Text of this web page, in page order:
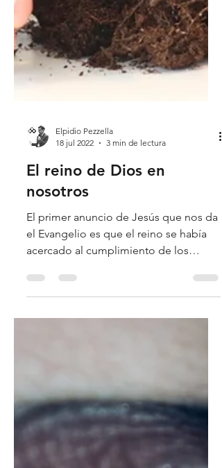
18 jul 2022
3 min de lectura
El reino de Dios en
nosotros
El primer anuncio de Jesús que nos da
el Evangelio es que el reino se había
acercado al cumplimiento de los